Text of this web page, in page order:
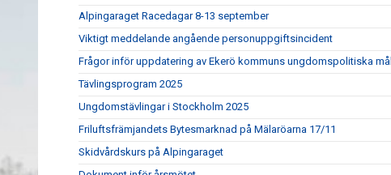
Alpingaraget Racedagar 8-13 september
Viktigt meddelande angående personuppgiftsincident
Frågor inför uppdatering av Ekerö kommuns ungdomspolitiska mål
Tävlingsprogram 2025
Ungdomstävlingar i Stockholm 2025
Friluftsfrämjandets Bytesmarknad på Mälaröarna 17/11
Skidvårdskurs på Alpingaraget